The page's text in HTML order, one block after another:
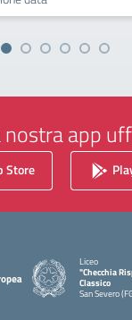
nostra app
Store
Liceo
"Checchia
Classico
San Severo